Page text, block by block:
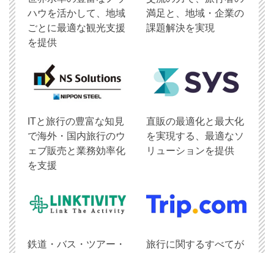
ハウを活かして、地域
ごとに最適な観光支援
を提供
満足と、地域・企業の
課題解決を実現
ITと旅行の豊富な知見
で海外・国内旅行のウ
ェブ販売と業務効率化
を支援
直販の最適化と最大化
を実現する、最適なソ
リューションを提供
鉄道・バス・ツアー・
旅行に関するすべてが